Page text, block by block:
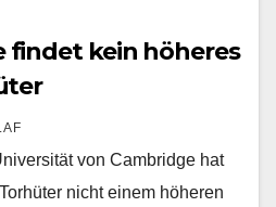
findet kein höheres
von Cambridge hat
nicht einem höheren